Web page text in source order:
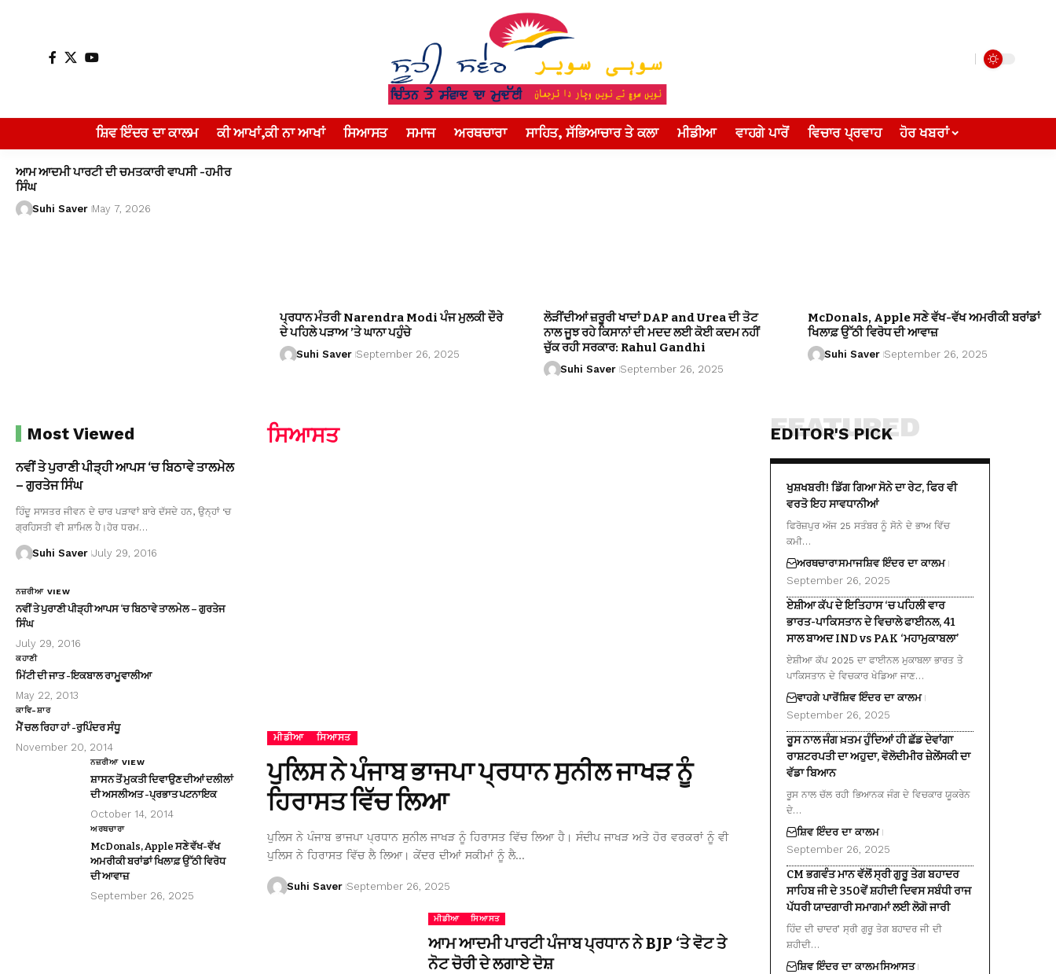
ਸ਼ਿਵ ਇੰਦਰ ਦਾ ਕਾਲਮ ਕੀ ਆਖਾਂ,ਕੀ ਨਾ ਆਖਾਂ ਸਿਆਸਤ ਸਮਾਜ ਅਰਥਚਾਰਾ ਸਾਹਿਤ, ਸੱਭਿਆਚਾਰ ਤੇ ਕਲਾ ਮੀਡੀਆ ਵਾਹਗੇ ਪਾਰੋਂ ਵਿਚਾਰ ਪ੍ਰਵਾਹ ਹੋਰ ਖਬਰਾਂ
ਆਮ ਆਦਮੀ ਪਾਰਟੀ ਦੀ ਚਮਤਕਾਰੀ ਵਾਪਸੀ -ਹਮੀਰ
ਸਿੰਘ
Suhi Saver May 7, 2026
ਪ੍ਰਧਾਨ ਮੰਤਰੀ Narendra Modi ਪੰਜ ਮੁਲਕੀ ਦੌਰੇ
ਦੇ ਪਹਿਲੇ ਪੜਾਅ ’ਤੇ ਘਾਨਾ ਪਹੁੰਚੇ
Suhi Saver September 26, 2025
ਲੋੜੀਂਦੀਆਂ ਜ਼ਰੂਰੀ ਖਾਦਾਂ DAP and Urea ਦੀ ਤੋਟ
ਨਾਲ ਜੂਝ ਰਹੇ ਕਿਸਾਨਾਂ ਦੀ ਮਦਦ ਲਈ ਕੋਈ ਕਦਮ ਨਹੀਂ
ਚੁੱਕ ਰਹੀ ਸਰਕਾਰ: Rahul Gandhi
Suhi Saver September 26, 2025
McDonals, Apple ਸਣੇ ਵੱਖ-ਵੱਖ ਅਮਰੀਕੀ ਬਰਾਂਡਾਂ
ਖਿਲਾਫ਼ ਉੱਠੀ ਵਿਰੋਧ ਦੀ ਆਵਾਜ਼
Suhi Saver September 26, 2025
Most Viewed
ਨਵੀਂ ਤੇ ਪੁਰਾਣੀ ਪੀੜ੍ਹੀ ਆਪਸ ‘ਚ ਬਿਠਾਵੇ ਤਾਲਮੇਲ
– ਗੁਰਤੇਜ ਸਿੰਘ
ਹਿੰਦੂ ਸਾਸਤਰ ਜੀਵਨ ਦੇ ਚਾਰ ਪੜਾਵਾਂ ਬਾਰੇ ਦੱਸਦੇ ਹਨ, ਉਨ੍ਹਾਂ ‘ਚ
ਗ੍ਰਹਿਸਤੀ ਵੀ ਸ਼ਾਮਿਲ ਹੈ।ਹੋਰ ਧਰਮ…
Suhi Saver July 29, 2016
ਨਜ਼ਰੀਆ VIEW
ਨਵੀਂ ਤੇ ਪੁਰਾਣੀ ਪੀੜ੍ਹੀ ਆਪਸ ‘ਚ ਬਿਠਾਵੇ ਤਾਲਮੇਲ – ਗੁਰਤੇਜ
ਸਿੰਘ
July 29, 2016
ਕਹਾਣੀ
ਮਿੱਟੀ ਦੀ ਜਾਤ -ਇਕਬਾਲ ਰਾਮੂਵਾਲੀਆ
May 22, 2013
ਕਾਵਿ-ਸ਼ਾਰ
ਮੈਂ ਚਲ ਰਿਹਾ ਹਾਂ -ਰੁਪਿੰਦਰ ਸੰਧੂ
November 20, 2014
ਨਜ਼ਰੀਆ VIEW
ਸ਼ਾਸਨ ਤੋਂ ਮੁਕਤੀ ਦਿਵਾਉਣ ਦੀਆਂ ਦਲੀਲਾਂ
ਦੀ ਅਸਲੀਅਤ -ਪ੍ਰਭਾਤ ਪਟਨਾਇਕ
October 14, 2014
ਅਰਥਚਾਰਾ
McDonals, Apple ਸਣੇ ਵੱਖ-ਵੱਖ
ਅਮਰੀਕੀ ਬਰਾਂਡਾਂ ਖਿਲਾਫ਼ ਉੱਠੀ ਵਿਰੋਧ
ਦੀ ਆਵਾਜ਼
September 26, 2025
ਸਿਆਸਤ
ਮੀਡੀਆ ਸਿਆਸਤ
ਪੁਲਿਸ ਨੇ ਪੰਜਾਬ ਭਾਜਪਾ ਪ੍ਰਧਾਨ ਸੁਨੀਲ ਜਾਖੜ ਨੂੰ
ਹਿਰਾਸਤ ਵਿੱਚ ਲਿਆ
ਪੁਲਿਸ ਨੇ ਪੰਜਾਬ ਭਾਜਪਾ ਪ੍ਰਧਾਨ ਸੁਨੀਲ ਜਾਖੜ ਨੂੰ ਹਿਰਾਸਤ ਵਿੱਚ ਲਿਆ ਹੈ। ਸੰਦੀਪ ਜਾਖੜ ਅਤੇ ਹੋਰ ਵਰਕਰਾਂ ਨੂੰ ਵੀ
ਪੁਲਿਸ ਨੇ ਹਿਰਾਸਤ ਵਿੱਚ ਲੈ ਲਿਆ। ਕੇਂਦਰ ਦੀਆਂ ਸਕੀਮਾਂ ਨੂੰ ਲੈ…
Suhi Saver September 26, 2025
ਮੀਡੀਆ ਸਿਆਸਤ
ਆਮ ਆਦਮੀ ਪਾਰਟੀ ਪੰਜਾਬ ਪ੍ਰਧਾਨ ਨੇ BJP ‘ਤੇ ਵੋਟ ਤੇ
ਨੋਟ ਚੋਰੀ ਦੇ ਲਗਾਏ ਦੋਸ਼
EDITOR'S PICK
FEATURED
ਖੁਸ਼ਖਬਰੀ! ਡਿੱਗ ਗਿਆ ਸੋਨੇ ਦਾ ਰੇਟ, ਫਿਰ ਵੀ
ਵਰਤੋ ਇਹ ਸਾਵਧਾਨੀਆਂ
ਫਿਰੋਜ਼ਪੁਰ ਅੱਜ 25 ਸਤੰਬਰ ਨੂੰ ਸੋਨੇ ਦੇ ਭਾਅ ਵਿੱਚ
ਕਮੀ…
ਅਰਥਚਾਰਾਸਮਾਜਸ਼ਿਵ ਇੰਦਰ ਦਾ ਕਾਲਮ
September 26, 2025
ਏਸ਼ੀਆ ਕੱਪ ਦੇ ਇਤਿਹਾਸ ‘ਚ ਪਹਿਲੀ ਵਾਰ
ਭਾਰਤ-ਪਾਕਿਸਤਾਨ ਦੇ ਵਿਚਾਲੇ ਫਾਈਨਲ, 41
ਸਾਲ ਬਾਅਦ IND vs PAK ‘ਮਹਾਮੁਕਾਬਲਾ’
ਏਸ਼ੀਆ ਕੱਪ 2025 ਦਾ ਫਾਈਨਲ ਮੁਕਾਬਲਾ ਭਾਰਤ ਤੇ
ਪਾਕਿਸਤਾਨ ਦੇ ਵਿਚਕਾਰ ਖੇਡਿਆ ਜਾਣ…
ਵਾਹਗੇ ਪਾਰੋਂਸ਼ਿਵ ਇੰਦਰ ਦਾ ਕਾਲਮ
September 26, 2025
ਰੂਸ ਨਾਲ ਜੰਗ ਖ਼ਤਮ ਹੁੰਦਿਆਂ ਹੀ ਛੱਡ ਦੇਵਾਂਗਾ
ਰਾਸ਼ਟਰਪਤੀ ਦਾ ਅਹੁਦਾ, ਵੋਲੋਦੀਮੀਰ ਜ਼ੇਲੇਂਸਕੀ ਦਾ
ਵੱਡਾ ਬਿਆਨ
ਰੂਸ ਨਾਲ ਚੱਲ ਰਹੀ ਭਿਆਨਕ ਜੰਗ ਦੇ ਵਿਚਕਾਰ ਯੂਕਰੇਨ
ਦੇ…
ਸ਼ਿਵ ਇੰਦਰ ਦਾ ਕਾਲਮ
September 26, 2025
CM ਭਗਵੰਤ ਮਾਨ ਵੱਲੋਂ ਸ੍ਰੀ ਗੁਰੂ ਤੇਗ ਬਹਾਦਰ
ਸਾਹਿਬ ਜੀ ਦੇ 350ਵੇਂ ਸ਼ਹੀਦੀ ਦਿਵਸ ਸਬੰਧੀ ਰਾਜ
ਪੱਧਰੀ ਯਾਦਗਾਰੀ ਸਮਾਗਮਾਂ ਲਈ ਲੋਗੋ ਜਾਰੀ
ਹਿੰਦ ਦੀ ਚਾਦਰ’ ਸ੍ਰੀ ਗੁਰੂ ਤੇਗ ਬਹਾਦਰ ਜੀ ਦੀ
ਸ਼ਹੀਦੀ…
ਸ਼ਿਵ ਇੰਦਰ ਦਾ ਕਾਲਮਸਿਆਸਤ